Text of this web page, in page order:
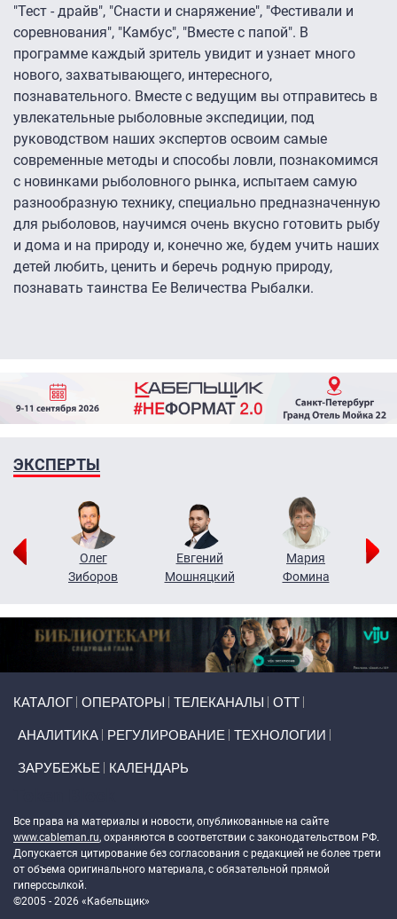
"Тест - драйв", "Снасти и снаряжение", "Фестивали и
соревнования", "Камбус", "Вместе с папой". В
программе каждый зритель увидит и узнает много
нового, захватывающего, интересного,
познавательного. Вместе с ведущим вы отправитесь в
увлекательные рыболовные экспедиции, под
руководством наших экспертов освоим самые
современные методы и способы ловли, познакомимся
с новинками рыболовного рынка, испытаем самую
разнообразную технику, специально предназначенную
для рыболовов, научимся очень вкусно готовить рыбу
и дома и на природу и, конечно же, будем учить наших
детей любить, ценить и беречь родную природу,
познавать таинства Ее Величества Рыбалки.
ЭКСПЕРТЫ
Олег
Зиборов
Евгений
Мошняцкий
Мария
Фомина
КАТАЛОГ ОПЕРАТОРЫ ТЕЛЕКАНАЛЫ ОТТ
АНАЛИТИКА РЕГУЛИРОВАНИЕ ТЕХНОЛОГИИ
ЗАРУБЕЖЬЕ КАЛЕНДАРЬ
Все права на материалы и новости, опубликованные на сайте
www.cableman.ru, охраняются в соответствии с законодательством РФ.
Допускается цитирование без согласования с редакцией не более трети
от объема оригинального материала, с обязательной прямой
гиперссылкой.
©2005 - 2026 «Кабельщик»